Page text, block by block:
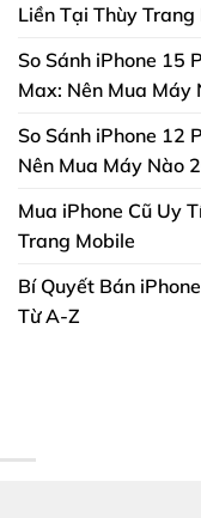
Liền Tại Thùy Trang
So Sánh iPhone 15
Max: Nên Mua Máy
So Sánh iPhone 12
Nên Mua Máy Nào
Mua iPhone Cũ Uy
Trang Mobile
Bí Quyết Bán
Từ A-Z